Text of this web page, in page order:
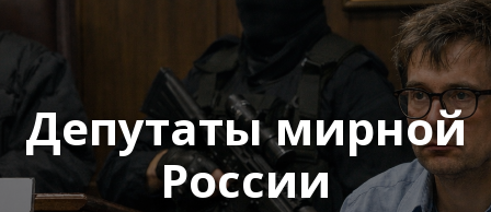
Депутаты мирной
России